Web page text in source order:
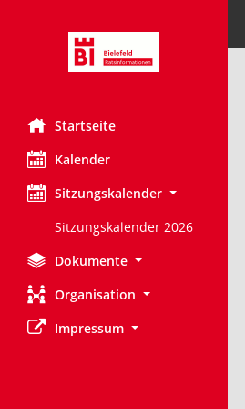
Startseite
Kalender
Sitzungskalender
Sitzungskalender 2026
Dokumente
Organisation
Impressum